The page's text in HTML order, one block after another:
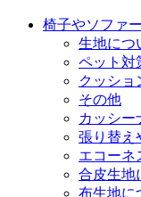
椅子やソファ
生地につ
ペット対
クッショ
その他
カッシー
張り替え
エコー
合皮生地
布生地に